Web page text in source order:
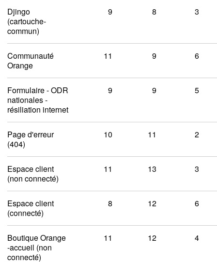
Djingo
(cartouche-
commun)
9 8 3
Communauté
Orange
11 9 6
Formulaire - ODR
nationales -
résiliation internet
9 9 5
Page d'erreur
(404)
10 11 2
Espace client
(non connecté)
11 13 3
Espace client
(connecté)
8 12 6
Boutique Orange
-accueil (non
connecté)
11 12 4